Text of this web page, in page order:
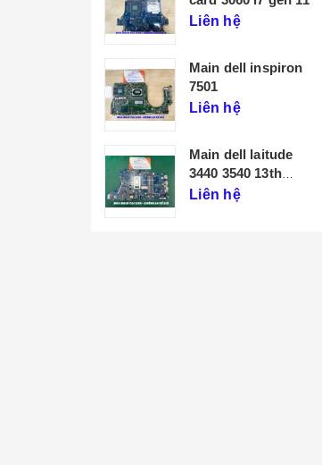
Liên hệ
Main dell inspiron
7501
Liên hệ
Main dell laitude
3440 3540 13th
213247-1
Liên hệ